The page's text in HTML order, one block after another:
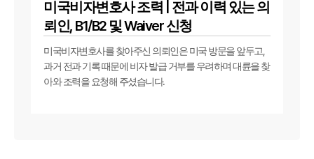
미국비자변호사 조력 | 전과 이력 있는 의
뢰인, B1/B2 및 Waiver 신청
미국비자변호사를 찾아주신 의뢰인은 미국 방문을 앞두고,
과거 전과 기록 때문에 비자 발급 거부를 우려하며 대륜을 찾
아와 조력을 요청해 주셨습니다.